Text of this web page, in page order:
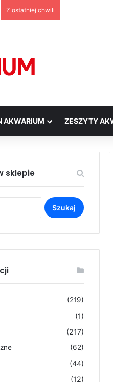
Z ostatniej chwili
AKWARIUM ZESZYTY
sklepie
Szukaj
(219)
(1)
(217)
(62)
(44)
(12)